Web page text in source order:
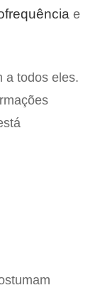
e
a todos eles.